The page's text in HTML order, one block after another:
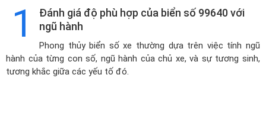
1
Đánh giá độ phù hợp của biển số 99640 với
ngũ hành
Phong thủy biển số xe thường dựa trên việc tính ngũ
hành của từng con số, ngũ hành của chủ xe, và sự tương sinh,
tương khắc giữa các yếu tố đó.